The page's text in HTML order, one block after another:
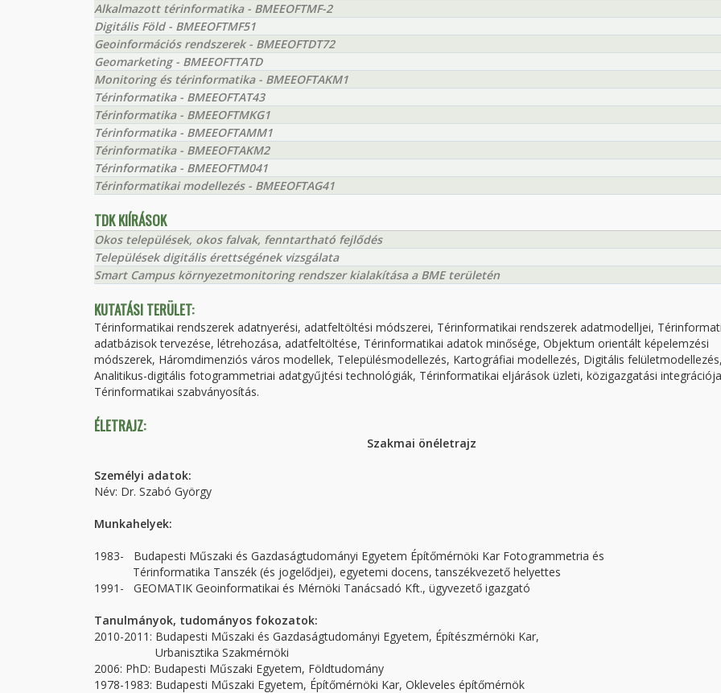
Alkalmazott térinformatika - BMEEOFTMF-2
Digitális Föld - BMEEOFTMF51
Geoinformációs rendszerek - BMEEOFTDT72
Geomarketing - BMEEOFTTATD
Monitoring és térinformatika - BMEEOFTAKM1
Térinformatika - BMEEOFTAT43
Térinformatika - BMEEOFTMKG1
Térinformatika - BMEEOFTAMM1
Térinformatika - BMEEOFTAKM2
Térinformatika - BMEEOFTM041
Térinformatikai modellezés - BMEEOFTAG41
TDK KIÍRÁSOK
Okos települések, okos falvak, fenntartható fejlődés
Települések digitális érettségének vizsgálata
Smart Campus környezetmonitoring rendszer kialakítása a BME területén
KUTATÁSI TERÜLET:
Térinformatikai rendszerek adatnyerési, adatfeltöltési módszerei, Térinformatikai rendszerek adatmodelljei,
adatbázisok tervezése, létrehozása, adatfeltöltése, Térinformatikai adatok minősége, Objektum orientált képelemzési
módszerek, Háromdimenziós város modellek, Településmodellezés, Kartográfiai modellezés, Digitális felületmodellezés,
Analitikus-digitális fotogrammetriai adatgyűjtési technológiák, Térinformatikai eljárások üzleti, közigazgatási
Térinformatikai szabványosítás.
ÉLETRAJZ:
Szakmai önéletrajz
Személyi adatok:
Név: Dr. Szabó György
Munkahelyek:
1983- Budapesti Műszaki és Gazdaságtudományi Egyetem Építőmérnöki Kar Fotogrammetria és
Térinformatika Tanszék (és jogelődjei), egyetemi docens, tanszékvezető helyettes
1991- GEOMATIK Geoinformatikai és Mérnöki Tanácsadó Kft., ügyvezető igazgató
Tanulmányok, tudományos fokozatok:
2010-2011: Budapesti Műszaki és Gazdaságtudományi Egyetem, Építészmérnöki Kar,
Urbanisztika Szakmérnöki
2006: PhD: Budapesti Műszaki Egyetem, Földtudomány
1978-1983: Budapesti Műszaki Egyetem, Építőmérnöki Kar, Okleveles építőmérnök